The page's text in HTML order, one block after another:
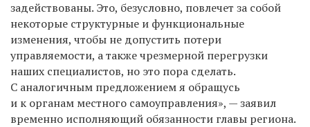
задействованы. Это, безусловно, повлечет за собой
некоторые структурные и функциональные
изменения, чтобы не допустить потери
управляемости, а также чрезмерной перегрузки
наших специалистов, но это пора сделать.
С аналогичным предложением я обращусь
и к органам местного самоуправления», — заявил
временно исполняющий обязанности главы региона.